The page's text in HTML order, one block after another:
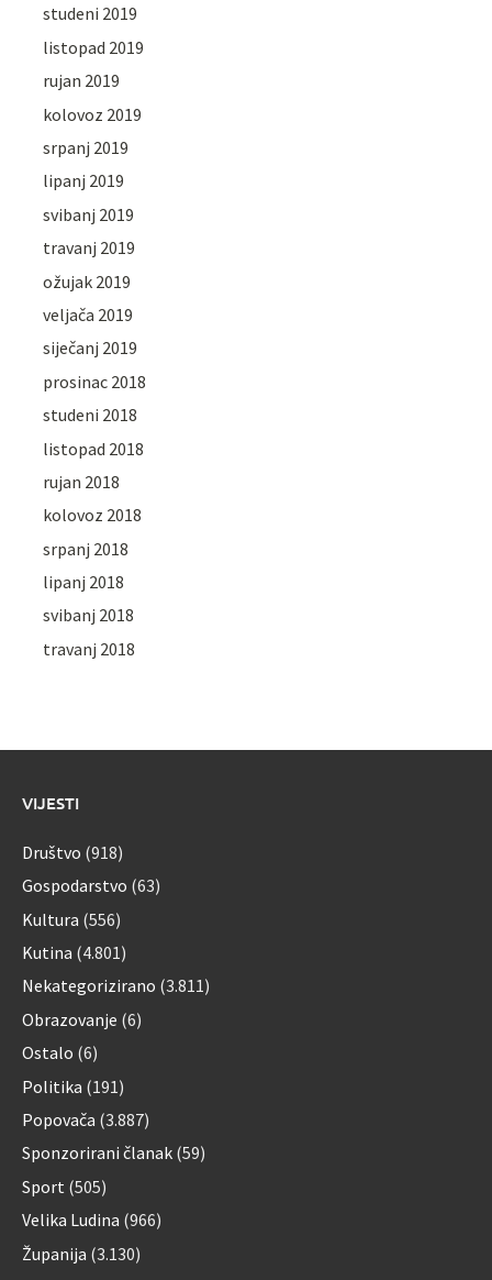
studeni 2019
listopad 2019
rujan 2019
kolovoz 2019
srpanj 2019
lipanj 2019
svibanj 2019
travanj 2019
ožujak 2019
veljača 2019
siječanj 2019
prosinac 2018
studeni 2018
listopad 2018
rujan 2018
kolovoz 2018
srpanj 2018
lipanj 2018
svibanj 2018
travanj 2018
VIJESTI
Društvo (918)
Gospodarstvo (63)
Kultura (556)
Kutina (4.801)
Nekategorizirano (3.811)
Obrazovanje (6)
Ostalo (6)
Politika (191)
Popovača (3.887)
Sponzorirani članak (59)
Sport (505)
Velika Ludina (966)
Županija (3.130)